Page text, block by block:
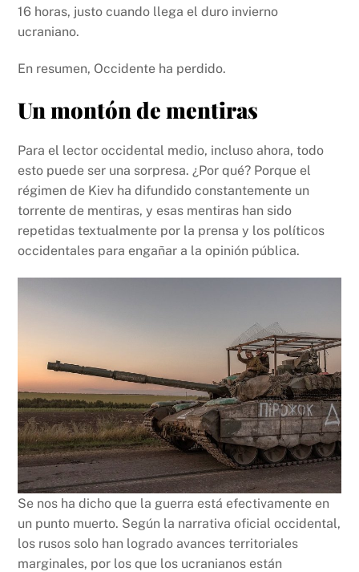
16 horas, justo cuando llega el duro invierno
ucraniano.
En resumen, Occidente ha perdido.
Un montón de mentiras
Para el lector occidental medio, incluso ahora, todo
esto puede ser una sorpresa. ¿Por qué? Porque el
régimen de Kiev ha difundido constantemente un
torrente de mentiras, y esas mentiras han sido
repetidas textualmente por la prensa y los políticos
occidentales para engañar a la opinión pública.
Se nos ha dicho que la guerra está efectivamente en
un punto muerto. Según la narrativa oficial occidental,
los rusos solo han logrado avances territoriales
marginales, por los que los ucranianos están